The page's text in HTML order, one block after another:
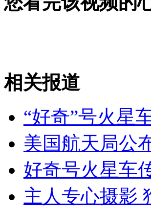
山西运城恶犬咬伤多人 警民合力深
女孩北京地铁殴打老人 痛下狠手拳打
相关报道
“好奇”号火星
美国航天局公
好奇号火星车
主人专心摄影